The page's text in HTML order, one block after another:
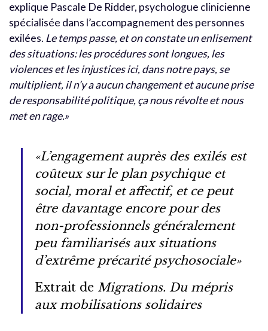
explique Pascale De Ridder, psychologue clinicienne
spécialisée dans l’accompagnement des personnes
exilées. Le temps passe, et on constate un enlisement
des situations: les procédures sont longues, les
violences et les injustices ici, dans notre pays, se
multiplient, il n’y a aucun changement et aucune prise
de responsabilité politique, ça nous révolte et nous
met en rage.»
«L’engagement auprès des exilés est
coûteux sur le plan psychique et
social, moral et affectif, et ce peut
être davantage encore pour des
non-professionnels généralement
peu familiarisés aux situations
d’extrême précarité psychosociale»
Extrait de Migrations. Du mépris
aux mobilisations solidaires